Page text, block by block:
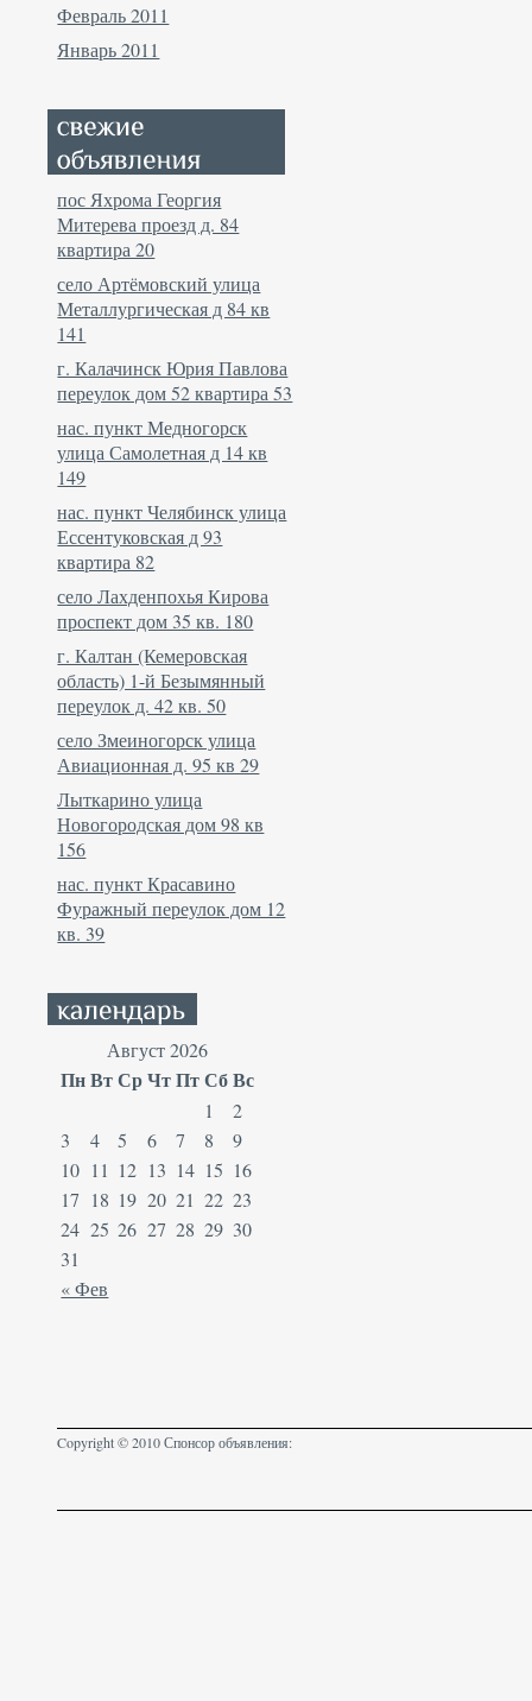
Февраль 2011
Январь 2011
пос Яхрома Георгия
Митерева проезд д. 84
квартира 20
село Артёмовский улица
Металлургическая д 84 кв
141
г. Калачинск Юрия Павлова
переулок дом 52 квартира 53
нас. пункт Медногорск
улица Самолетная д 14 кв
149
нас. пункт Челябинск улица
Ессентуковская д 93
квартира 82
село Лахденпохья Кирова
проспект дом 35 кв. 180
г. Калтан (Кемеровская
область) 1-й Безымянный
переулок д. 42 кв. 50
село Змеиногорск улица
Авиационная д. 95 кв 29
Лыткарино улица
Новогородская дом 98 кв
156
нас. пункт Красавино
Фуражный переулок дом 12
кв. 39
Август 2026
ПнВтСрЧтПтСбВс
« Фев
1
2
3
4 5 6 7 8
9
10 11 12 13 14 15 16
17 18 19 20 21 22 23
24 25 26 27 28 29 30
31
Copyright © 2010 Спонсор объявления: